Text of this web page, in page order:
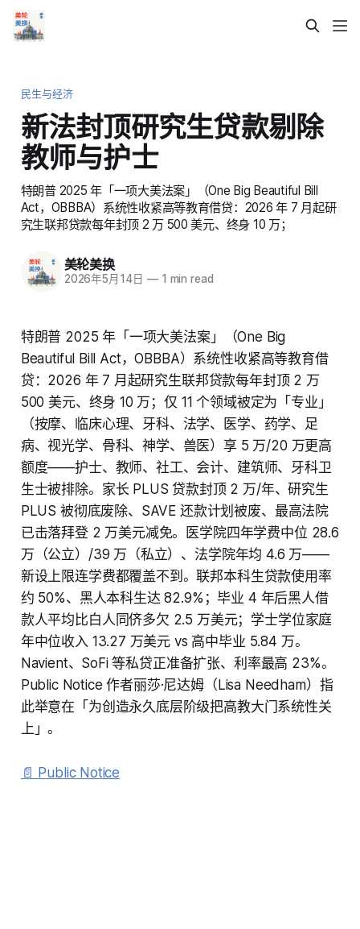
民生与经济
新法封顶研究生贷款剔除
教师与护士
特朗普 2025 年「一项大美法案」（One Big Beautiful Bill
Act，OBBBA）系统性收紧高等教育借贷：2026 年 7 月起研
究生联邦贷款每年封顶 2 万 500 美元、终身 10 万；
美轮美换
2026年5月14日 —1 min read
特朗普 2025 年「一项大美法案」（One Big
Beautiful Bill Act，OBBBA）系统性收紧高等教育借
贷：2026 年 7 月起研究生联邦贷款每年封顶 2 万
500 美元、终身 10 万；仅 11 个领域被定为「专业」
（按摩、临床心理、牙科、法学、医学、药学、足
病、视光学、骨科、神学、兽医）享 5 万/20 万更高
额度——护士、教师、社工、会计、建筑师、牙科卫
生士被排除。家长 PLUS 贷款封顶 2 万/年、研究生
PLUS 被彻底废除、SAVE 还款计划被废、最高法院
已击落拜登 2 万美元减免。医学院四年学费中位 28.6
万（公立）/39 万（私立）、法学院年均 4.6 万——
新设上限连学费都覆盖不到。联邦本科生贷款使用率
约 50%、黑人本科生达 82.9%；毕业 4 年后黑人借
款人平均比白人同侪多欠 2.5 万美元；学士学位家庭
年中位收入 13.27 万美元 vs 高中毕业 5.84 万。
Navient、SoFi 等私贷正准备扩张、利率最高 23%。
Public Notice 作者丽莎·尼达姆（Lisa Needham）指
此举意在「为创造永久底层阶级把高教大门系统性关
上」。
📄 Public Notice